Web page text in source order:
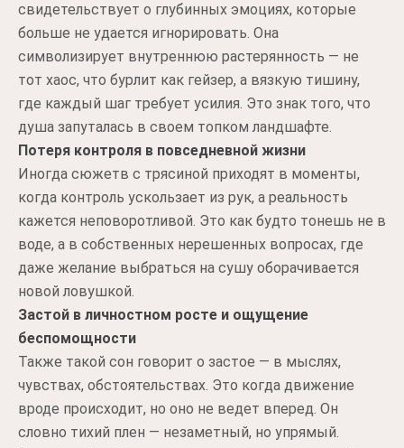
свидетельствует о глубинных эмоциях, которые
больше не удается игнорировать. Она
символизирует внутреннюю растерянность — не
тот хаос, что бурлит как гейзер, а вязкую тишину,
где каждый шаг требует усилия. Это знак того, что
душа запуталась в своем топком ландшафте.
Потеря контроля в повседневной жизни
Иногда сюжетв с трясиной приходят в моменты,
когда контроль ускользает из рук, а реальность
кажется неповоротливой. Это как будто тонешь не в
воде, а в собственных нерешенных вопросах, где
даже желание выбраться на сушу оборачивается
новой ловушкой.
Застой в личностном росте и ощущение
беспомощности
Также такой сон говорит о застое — в мыслях,
чувствах, обстоятельствах. Это когда движение
вроде происходит, но оно не ведет вперед. Он
словно тихий плен — незаметный, но упрямый.